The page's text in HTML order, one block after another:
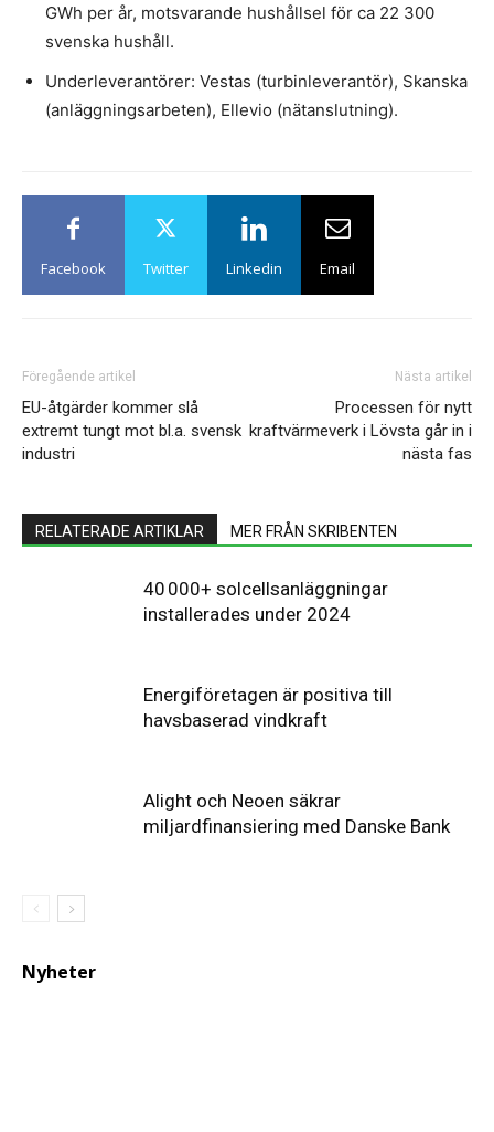
GWh per år, motsvarande hushållsel för ca 22 300
svenska hushåll.
Underleverantörer: Vestas (turbinleverantör), Skanska
(anläggningsarbeten), Ellevio (nätanslutning).
Facebook Twitter Linkedin Email
Föregående artikel
EU-åtgärder kommer slå
extremt tungt mot bl.a. svensk
industri
Nästa artikel
Processen för nytt
kraftvärmeverk i Lövsta går in i
nästa fas
RELATERADE ARTIKLAR MER FRÅN SKRIBENTEN
40 000+ solcellsanläggningar
installerades under 2024
Energiföretagen är positiva till
havsbaserad vindkraft
Alight och Neoen säkrar
miljardfinansiering med Danske Bank
Nyheter